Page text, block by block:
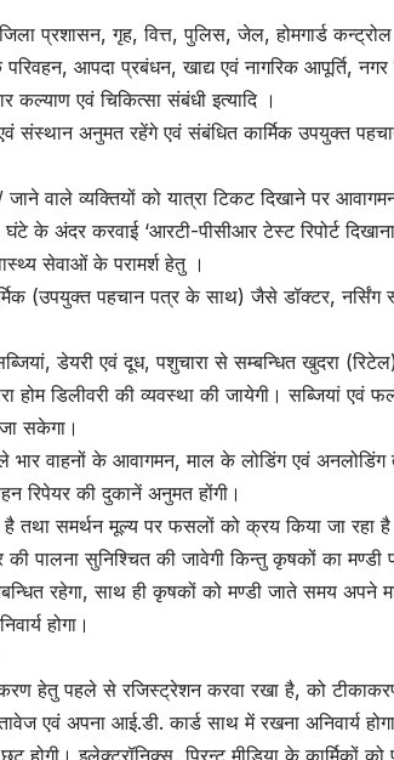
प्रशासन, गृह, वित्त, पुलिस, जेल, होमगार्ड
आपदा प्रबंधन, खाद्य एवं नागरिक आपूर्ति,
कल्याण एवं चिकित्सा संबंधी इत्यादि ।
अनुमत रहेंगे एवं संबंधित कार्मिक उपयुक्त
वाले व्यक्तियों को यात्रा टिकट दिखाने पर
अंदर करवाई ‘आरटी-पीसीआर टेस्ट रिपोर्ट दिखाना
सेवाओं के परामर्श हेतु ।
(उपयुक्त पहचान पत्र के साथ) जैसे डॉक्टर, नर्सिंग
डेयरी एवं दूध, पशुचारा से सम्बन्धित खुदरा
डिलीवरी की व्यवस्था की जायेगी। सब्जियां एवं
सकेगा।
भार वाहनों के आवागमन, माल के लोडिंग एवं अनलोडिंग
रिपेयर की दुकानें अनुमत होंगी।
तथा समर्थन मूल्य पर फसलों को क्रय किया जा रहा
की पालना सुनिश्चित की जावेगी किन्तु कृषकों का
रहेगा, साथ ही कृषकों को मण्डी जाते समय अपने
होगा।
हेतु पहले से रजिस्ट्रेशन करवा रखा है, को
एवं अपना आई.डी. कार्ड साथ में रखना अनिवार्य